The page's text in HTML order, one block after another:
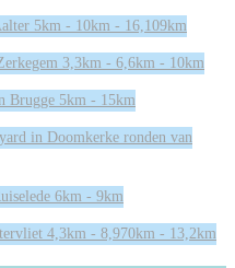
5km - 10km - 16,109km
3,3km - 6,6km - 10km
Brugge 5km - 15km
in Doomkerke ronden van
6km - 9km
4,3km - 8,970km - 13,2km